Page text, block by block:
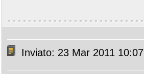
Inviato: 23 Mar 2011 10:07